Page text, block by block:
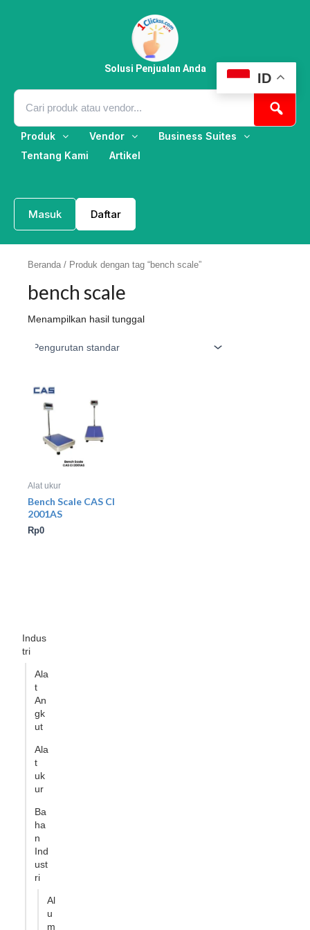
Solusi Penjualan Anda
Produk Vendor
Business Suites
Tentang Kami
Artikel
Masuk Daftar
Indus
tri
Ala
t
An
gk
ut
Ala
t
uk
ur
Ba
ha
n
Ind
ust
ri
Al
u
m
Beranda / Produk dengan tag “bench scale”
bench scale
Menampilkan hasil tunggal
Alat ukur
Bench Scale CAS CI
2001AS
Rp0
ID